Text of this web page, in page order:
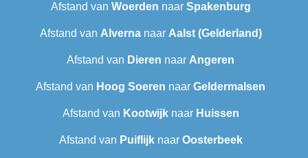
Afstand van Woerden naar Spakenburg
Afstand van Alvernanaar Aalst (Gelderland)
Afstand van Dieren naar Angeren
Afstand van Hoog Soeren naar Geldermalsen
Afstand van Kootwijknaar Huissen
Afstand van Puiflijknaar Oosterbeek